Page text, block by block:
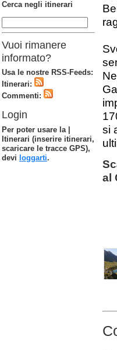
si
al
Cerca negli itinerari
Vuoi rimanere
informato?
Usa le nostre RSS-Feeds:
Itinerari:
Commenti:
Login
Per poter usare la |
Itinerari (inserire itinerari,
scaricare le tracce GPS),
devi loggarti.